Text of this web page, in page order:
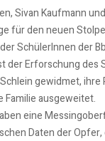
Sivan Kaufmann
für den neuen
SchülerInnen der
der Erforschung des
gewidmet,
Familie ausgeweitet.
eine
Daten der